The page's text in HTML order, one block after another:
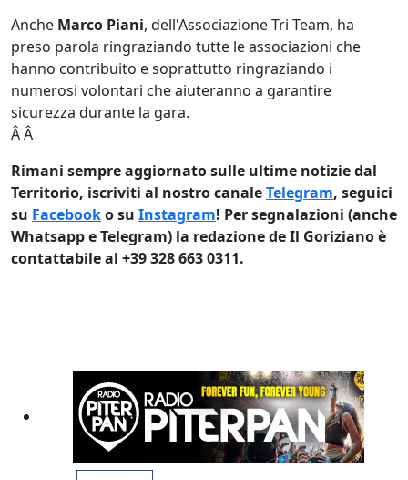
Anche Marco Piani, dell'Associazione Tri Team, ha
preso parola ringraziando tutte le associazioni che
hanno contribuito e soprattutto ringraziando i
numerosi volontari che aiuteranno a garantire
sicurezza durante la gara.
Â Â
Rimani sempre aggiornato sulle ultime notizie dal
Territorio, iscriviti al nostro canaleTelegram, seguici
su Facebooko su Instagram! Per segnalazioni (anche
Whatsapp e Telegram) la redazione de Il Goriziano è
contattabile al +39 328 663 0311.